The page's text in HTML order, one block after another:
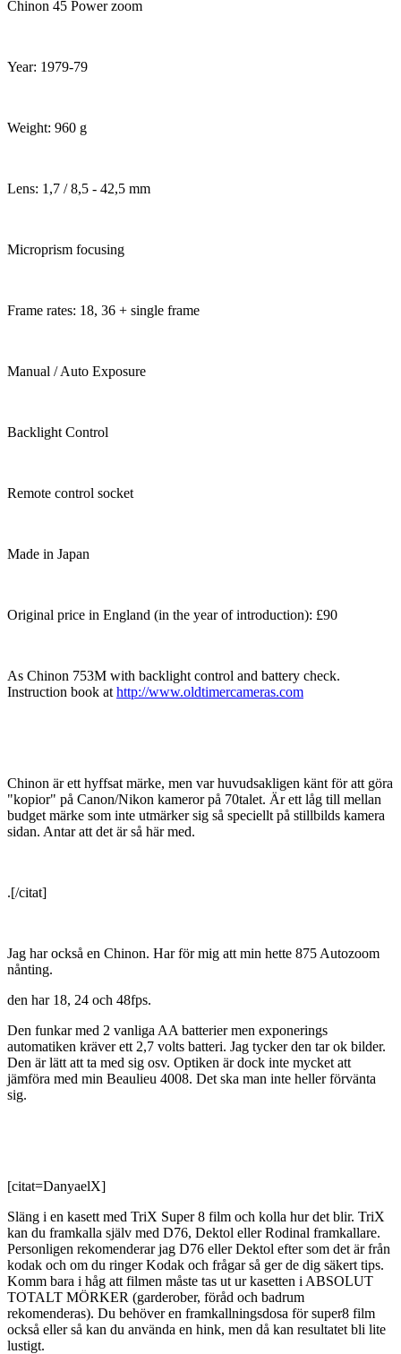
Chinon 45 Power zoom
Year: 1979-79
Weight: 960 g
Lens: 1,7 / 8,5 - 42,5 mm
Microprism focusing
Frame rates: 18, 36 + single frame
Manual / Auto Exposure
Backlight Control
Remote control socket
Made in Japan
Original price in England (in the year of introduction): £90
As Chinon 753M with backlight control and battery check.
Instruction book at http://www.oldtimercameras.com
Chinon är ett hyffsat märke, men var huvudsakligen känt för att göra
"kopior" på Canon/Nikon kameror på 70talet. Är ett låg till mellan
budget märke som inte utmärker sig så speciellt på stillbilds kamera
sidan. Antar att det är så här med.
.[/citat]
Jag har också en Chinon. Har för mig att min hette 875 Autozoom
nånting.
den har 18, 24 och 48fps.
Den funkar med 2 vanliga AA batterier men exponerings
automatiken kräver ett 2,7 volts batteri. Jag tycker den tar ok bilder.
Den är lätt att ta med sig osv. Optiken är dock inte mycket att
jämföra med min Beaulieu 4008. Det ska man inte heller förvänta
sig.
[citat=DanyaelX]
Släng i en kasett med TriX Super 8 film och kolla hur det blir. TriX
kan du framkalla själv med D76, Dektol eller Rodinal framkallare.
Personligen rekomenderar jag D76 eller Dektol efter som det är från
kodak och om du ringer Kodak och frågar så ger de dig säkert tips.
Komm bara i håg att filmen måste tas ut ur kasetten i ABSOLUT
TOTALT MÖRKER (garderober, föråd och badrum
rekomenderas). Du behöver en framkallningsdosa för super8 film
också eller så kan du använda en hink, men då kan resultatet bli lite
lustigt.